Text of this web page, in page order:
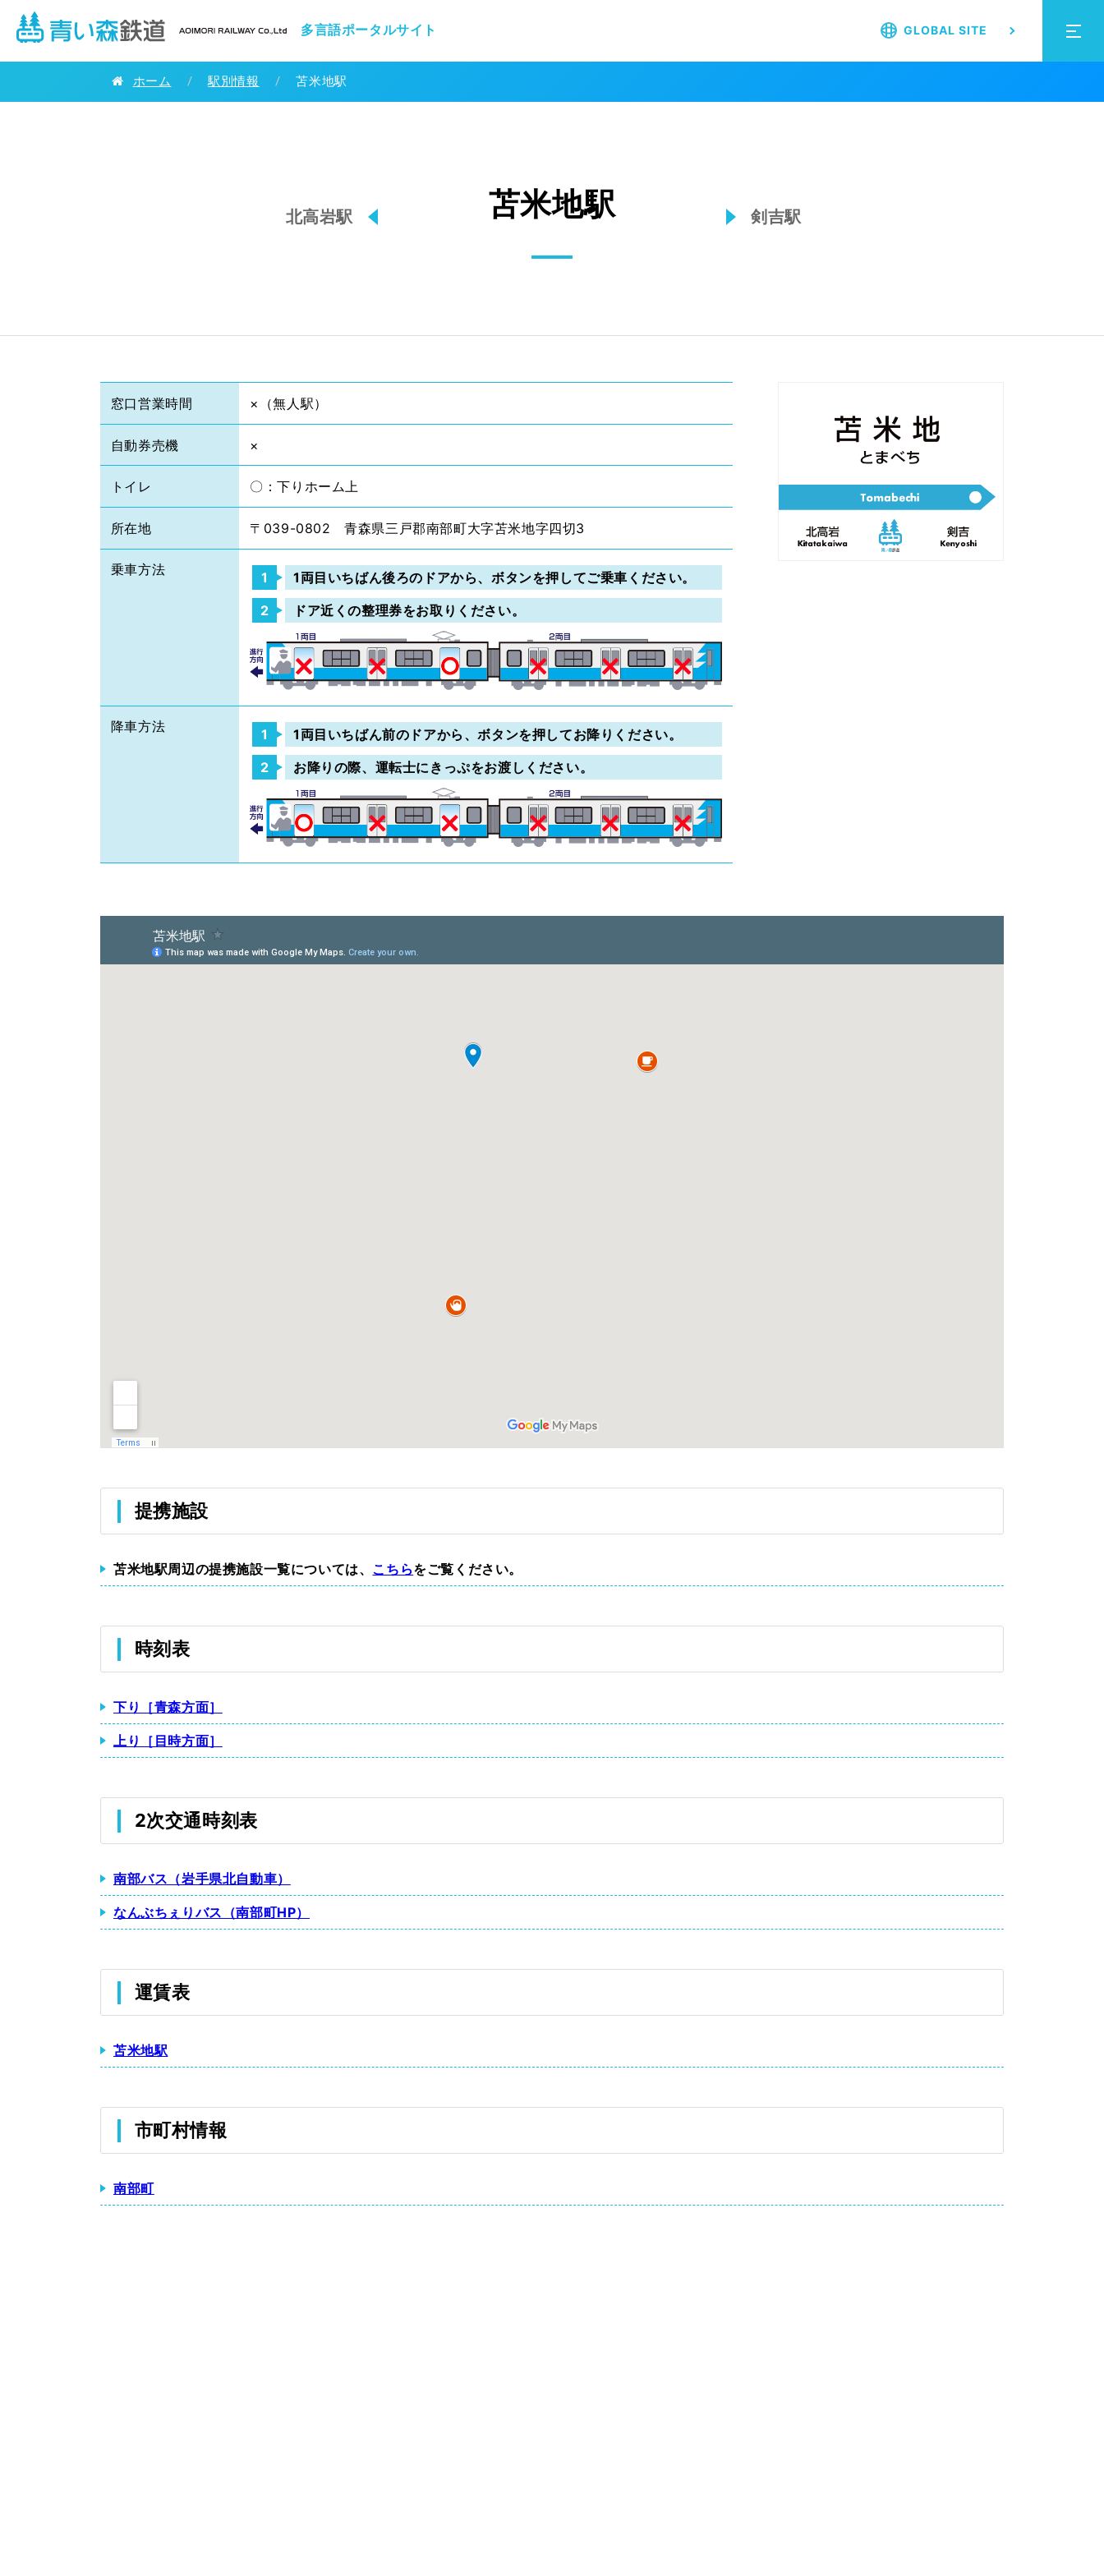
多言語ポータルサイト GLOBAL SITE
ホーム / 駅別情報 / 苫米地駅
苫米地駅
北高岩駅 剣吉駅
窓口営業時間 ×（無人駅）
自動券売機 ×
トイレ 〇：下りホーム上
所在地 〒039-0802 青森県三戸郡南部町大字苫米地字四切3
乗車方法
1両目いちばん後ろのドアから、ボタンを押してご乗車ください。
ドア近くの整理券をお取りください。
降車方法
1両目いちばん前のドアから、ボタンを押してお降りください。
お降りの際、運転士にきっぷをお渡しください。
提携施設
苫米地駅周辺の提携施設一覧については、 こちらをご覧ください。
時刻表
下り［青森方面］
上り［目時方面］
2次交通時刻表
南部バス（岩手県北自動車）
なんぶちぇりバス（南部町HP）
運賃表
苫米地駅
市町村情報
南部町